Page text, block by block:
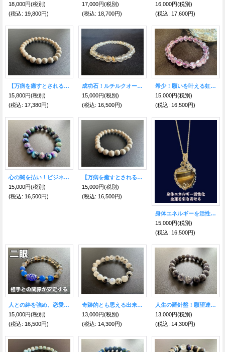
18,000円(税別)
(税込: 19,800円)
17,000円(税別)
(税込: 18,700円)
16,000円(税別)
(税込: 17,600円)
【万病を癒すとされる薬石】北投石ブレスレット 8mm珠 内径17cm（鑑定カード付）
15,800円(税別)
(税込: 17,380円)
成功石！ルチルクオーツ★ブレスレット★５mm
15,000円(税別)
(税込: 16,500円)
希少！願いを叶える虹の石 逆境を希望に変え幸福へと導く アメジストアイリスクオーツ ブレスレット9mm
15,000円(税別)
(税込: 16,500円)
心の闇を払い！ビジネスの可能性を広げ成果をもたらす！ウィッチタイガーアイ10mm
15,000円(税別)
(税込: 16,500円)
【万病を癒すとされる薬石】北投石ブレスレット 8mm珠 内径16cm（鑑定カード付）
15,000円(税別)
(税込: 16,500円)
身体エネルギーを活性化！障害を取り除き、金運を引き寄せる！〜 タイガーアイ&ブラックスピネルA〜世界に一つだけのスピリチュアルジュエリー〜
15,000円(税別)
(税込: 16,500円)
人との絆を強め、恋愛面の障害を克服する！二眼天珠＆ドラゴンアゲート ブレスレット
15,000円(税別)
(税込: 16,500円)
奇跡的とも思える出来事や出会いをもたらし、未来に光を当てる★バイオタイト入りレインボームーンストーン ブレスレット10ｍｍ珠
13,000円(税別)
(税込: 14,300円)
人生の羅針盤！願望達成への導き石 アイオライト 10mm
13,000円(税別)
(税込: 14,300円)